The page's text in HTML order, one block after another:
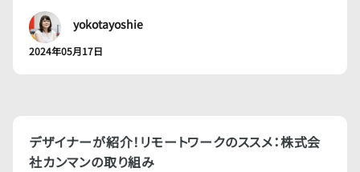
yokotayoshie
2024年05月17日
デザイナーが紹介！リモートワークのススメ：株式会
社カンマンの取り組み